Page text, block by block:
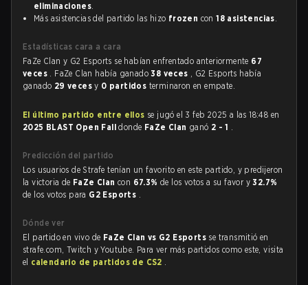
eliminaciones.
Más asistencias del partido las hizo frozen con18 asistencias.
Estadísticas cara a cara
FaZe Clan y G2 Esports se habían enfrentado anteriormente 67
veces . FaZe Clan había ganado38 veces , G2 Esports había
ganado 29 vecesy 0 partidos terminaron en empate.
El último partido entre ellos se jugó el 3 feb 2025 a las 18:48 en
2025 BLAST Open Falldonde FaZe Clan ganó 2 - 1 .
Predicción del partido
Los usuarios de Strafe tenían un favorito en este partido, y predijeron
la victoria de FaZe Clancon 67.3%de los votos a su favor y32.7%
de los votos para G2 Esports .
Dónde ver
El partido en vivo de FaZe Clan vs G2 Esports se transmitió en
strafe.com, Twitch y Youtube. Para ver más partidos como este, visita
el calendario de partidos de CS2 .